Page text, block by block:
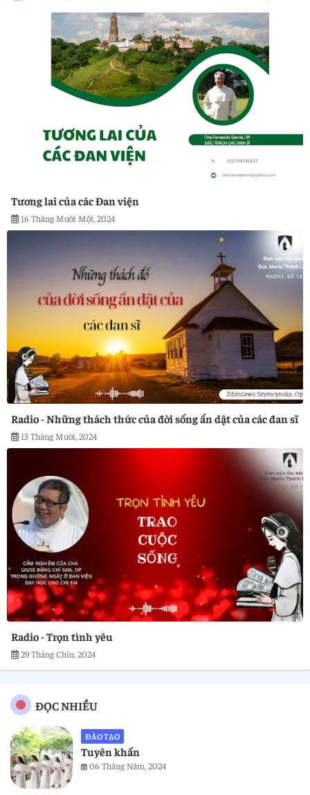
Tương lai của các Đan viện
16 Tháng Mười Một, 2024
Radio - Những thách thức của đời sống ẩn dật của các đan sĩ
13 Tháng Mười, 2024
Radio - Trọn tình yêu
29 Tháng Chín, 2024
ĐỌC NHIỀU
ĐÀO TẠO
Tuyên khấn
06 Tháng Năm, 2024